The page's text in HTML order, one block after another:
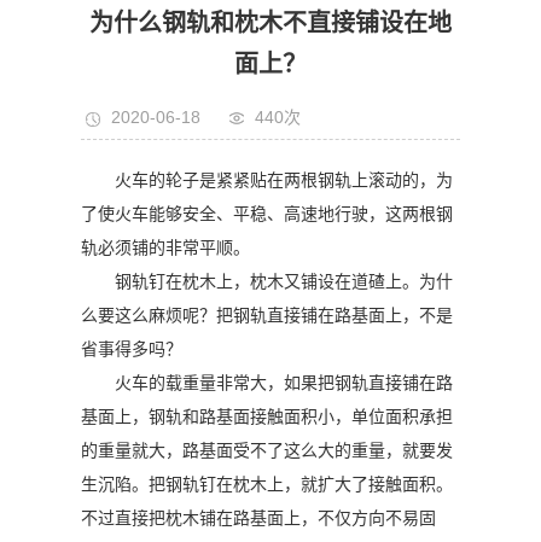
为什么钢轨和枕木不直接铺设在地
面上？
2020-06-18 440次
火车的轮子是紧紧贴在两根钢轨上滚动的，为
了使火车能够安全、平稳、高速地行驶，这两根钢
轨必须铺的非常平顺。
钢轨钉在枕木上，枕木又铺设在道碴上。为什
么要这么麻烦呢？把钢轨直接铺在路基面上，不是
省事得多吗？
火车的载重量非常大，如果把钢轨直接铺在路
基面上，钢轨和路基面接触面积小，单位面积承担
的重量就大，路基面受不了这么大的重量，就要发
生沉陷。把钢轨钉在枕木上，就扩大了接触面积。
不过直接把枕木铺在路基面上，不仅方向不易固